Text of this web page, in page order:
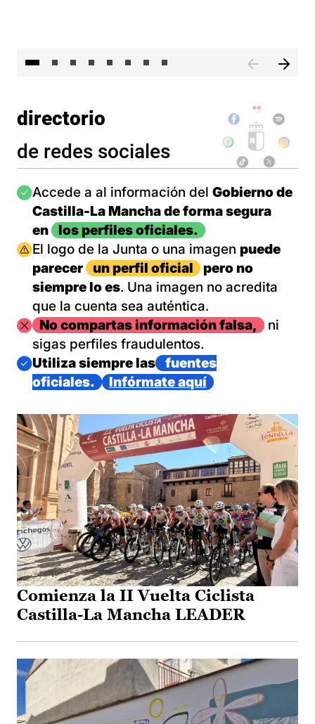
directorio
de redes sociales
Imagen
Accede a al información del Gobierno de
Castilla-La Mancha de forma segura
en
los perfiles oficiales.
Imagen
El logo de la Junta o una imagen puede
parecer
un perfil oficial
pero no
siempre lo es. Una imagen no acredita
que la cuenta sea auténtica.
ImagenNo compartas información falsa,
ni
sigas perfiles fraudulentos.
Imagen
Utiliza siempre las
fuentes
oficiales.
Infórmate aquí
Comienza la II Vuelta Ciclista
Castilla-La Mancha LEADER